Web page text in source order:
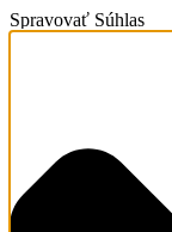
Spravovať Súhlas